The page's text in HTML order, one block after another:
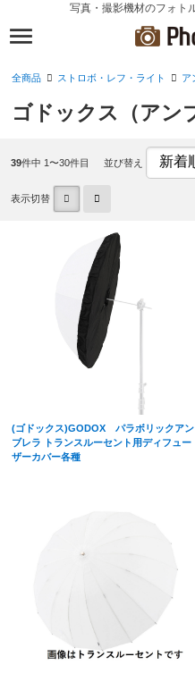
写真・撮影機材のフォト
全商品 ストロボ・レフ・ライト ア
ゴドックス（アン
39件中 1〜30件目 並び替え
表示切替
(ゴドックス)GODOX パラボリックアン
ブレラ トランスルーセント用ディフュー
ザーカバー各種